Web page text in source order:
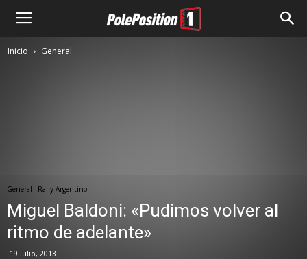
Inicio General
General Rally Argentino
Miguel Baldoni: «Pudimos volver al
ritmo de adelante»
19 julio, 2013